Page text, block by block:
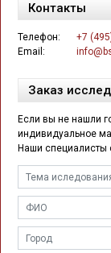
Контакты
Телефон:
+7
Email:
Заказ
Если вы не нашли
индивидуальное
Наши